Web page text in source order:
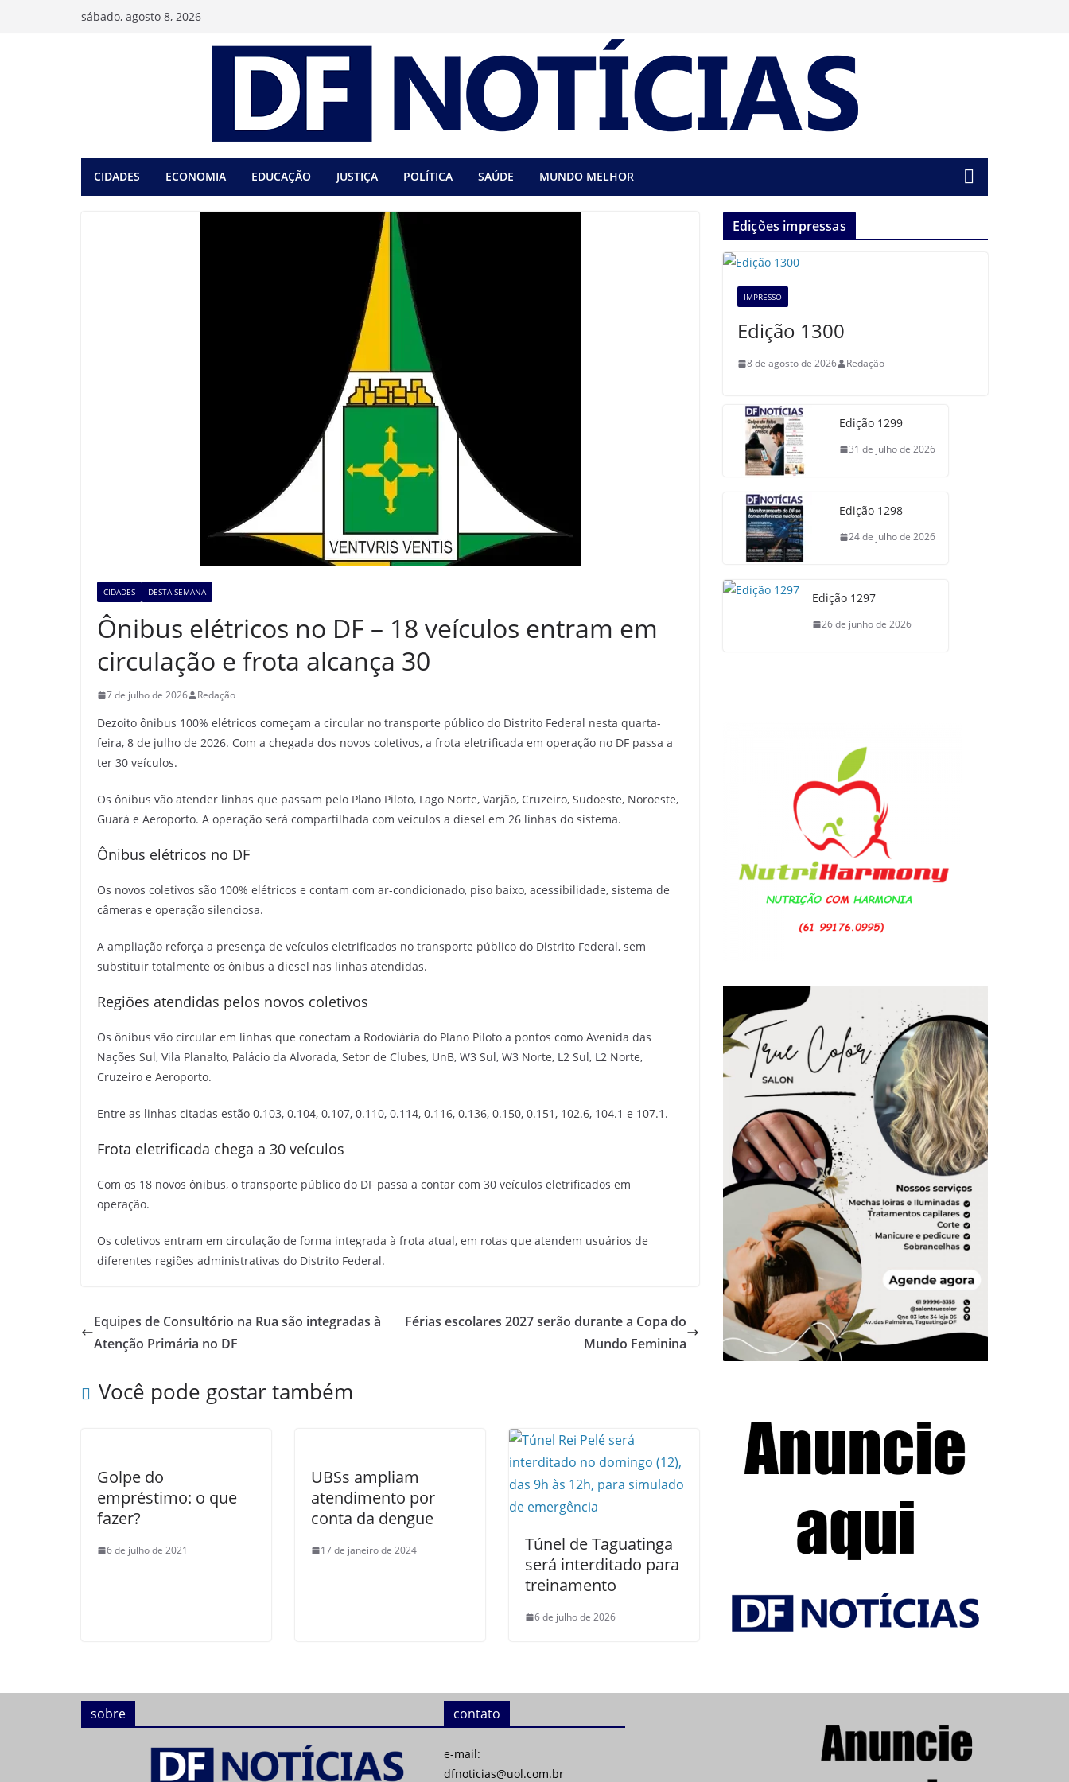
sábado, agosto 8, 2026
CIDADES ECONOMIA EDUCAÇÃO JUSTIÇA POLÍTICA SAÚDE MUNDO MELHOR
CIDADES DESTA SEMANA
Ônibus elétricos no DF – 18 veículos entram em
circulação e frota alcança 30
7 de julho de 2026 Redação
Dezoito ônibus 100% elétricos começam a circular no transporte público do Distrito Federal nesta quarta-
feira, 8 de julho de 2026. Com a chegada dos novos coletivos, a frota eletrificada em operação no DF passa a
ter 30 veículos.
Os ônibus vão atender linhas que passam pelo Plano Piloto, Lago Norte, Varjão, Cruzeiro, Sudoeste, Noroeste,
Guará e Aeroporto. A operação será compartilhada com veículos a diesel em 26 linhas do sistema.
Ônibus elétricos no DF
Os novos coletivos são 100% elétricos e contam com ar-condicionado, piso baixo, acessibilidade, sistema de
câmeras e operação silenciosa.
A ampliação reforça a presença de veículos eletrificados no transporte público do Distrito Federal, sem
substituir totalmente os ônibus a diesel nas linhas atendidas.
Regiões atendidas pelos novos coletivos
Os ônibus vão circular em linhas que conectam a Rodoviária do Plano Piloto a pontos como Avenida das
Nações Sul, Vila Planalto, Palácio da Alvorada, Setor de Clubes, UnB, W3 Sul, W3 Norte, L2 Sul, L2 Norte,
Cruzeiro e Aeroporto.
Entre as linhas citadas estão 0.103, 0.104, 0.107, 0.110, 0.114, 0.116, 0.136, 0.150, 0.151, 102.6, 104.1 e 107.1.
Frota eletrificada chega a 30 veículos
Com os 18 novos ônibus, o transporte público do DF passa a contar com 30 veículos eletrificados em
operação.
Os coletivos entram em circulação de forma integrada à frota atual, em rotas que atendem usuários de
diferentes regiões administrativas do Distrito Federal.
Equipes de Consultório na Rua são integradas à
Atenção Primária no DF
Férias escolares 2027 serão durante a Copa do
Mundo Feminina
Você pode gostar também
Golpe do
empréstimo: o que
fazer?
6 de julho de 2021
UBSs ampliam
atendimento por
conta da dengue
17 de janeiro de 2024
Túnel de Taguatinga
será interditado para
treinamento
6 de julho de 2026
Edições impressas
IMPRESSO
Edição 1300
8 de agosto de 2026 Redação
Edição 1299
31 de julho de 2026
Edição 1298
24 de julho de 2026
Edição 1297
26 de junho de 2026
sobre contato
e-mail:
dfnoticias@uol.com.br